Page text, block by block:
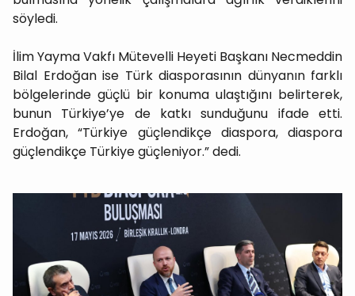
söyledi.
İlim Yayma Vakfı Mütevelli Heyeti Başkanı Necmeddin
Bilal Erdoğan ise Türk diasporasının dünyanın farklı
bölgelerinde güçlü bir konuma ulaştığını belirterek,
bunun Türkiye’ye de katkı sunduğunu ifade etti.
Erdoğan, “Türkiye güçlendikçe diaspora, diaspora
güçlendikçe Türkiye güçleniyor.” dedi.